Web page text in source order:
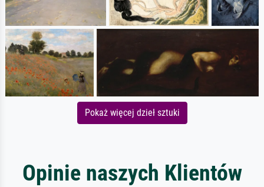
Pokaż więcej dzieł sztuki
Opinie naszych Klientów